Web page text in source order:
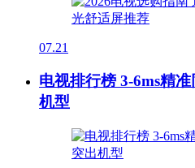
07.21
电视排行榜 3-6ms精
机型